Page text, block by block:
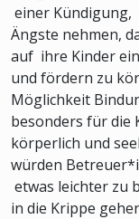
einer Kündigung,
Ängste nehmen,
auf ihre Kinder
und fördern zu
Möglichkeit
besonders für die
körperlich und
würden
etwas leichter zu
in die Krippe